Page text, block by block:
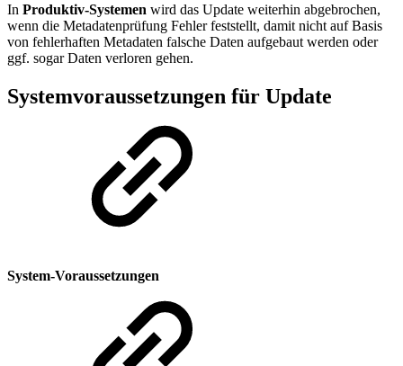
In Produktiv-Systemen wird das Update weiterhin abgebrochen,
wenn die Metadatenprüfung Fehler feststellt, damit nicht auf Basis
von fehlerhaften Metadaten falsche Daten aufgebaut werden oder
ggf. sogar Daten verloren gehen.
Systemvoraussetzungen für Update
System-Voraussetzungen